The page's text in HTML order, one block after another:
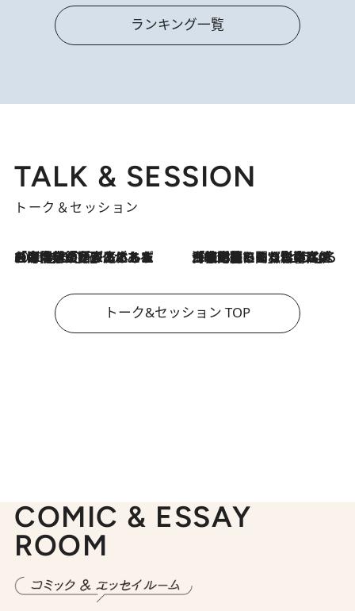
ランキング一覧
TALK & SESSION
トーク＆セッション
2026.8.3
「今後値上げがあるとすれば…」「リスクがあるのは今年の冬」エネルギー専門家が語る、ホルムズ海峡封鎖が家庭にもたらす“ある心配” 2026.8.3
「住宅建てられない…」「サーチャージ料の高値が続いている」ホルムズ海峡封鎖による影響はいつまで続く？《エネルギー専門家に聞く“どうなる日本の暮らし”》
トーク&セッション TOP
COMIC & ESSAY
ROOM